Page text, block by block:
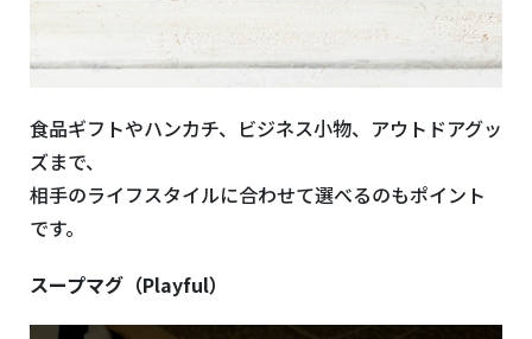
食品ギフトやハンカチ、ビジネス小物、アウトドアグッ
ズまで、
相手のライフスタイルに合わせて選べるのもポイント
です。
スープマグ（Playful）